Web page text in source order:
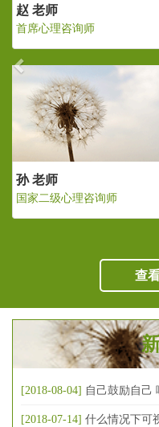
老师
二级心理咨询师
查
[2018-08-04] 自己鼓励自己
[2018-07-14] 什么情况下可